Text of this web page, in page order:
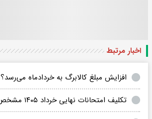
اخبار مرتبط
افزایش مبلغ کالابرگ به خردادماه می‌رسد؟
تکلیف امتحانات نهایی خرداد ۱۴۰۵ مشخص شد